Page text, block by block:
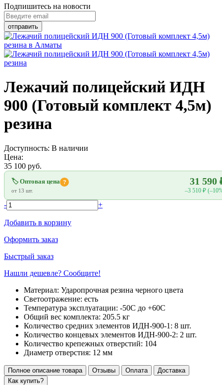
Подпишитесь на новости
Лежачий полицейский ИДН
900 (Готовый комплект 4,5м)
резина
Доступность: В наличии
Цена:
35 100 руб.
🏷 Оптовая цена ?
от 13 шт.
31 590
–3 510 ₽
- +
Добавить в корзину
Оформить заказ
Быстрый заказ
Нашли дешевле? Сообщите!
Материал: Ударопрочная резина черного цвета
Светоотражение: есть
Температура эксплуатации: -50С до +60С
Общий вес комплекта: 205.5 кг
Количество средних элементов ИДН-900-1: 8 шт.
Количество концевых элементов ИДН-900-2: 2 шт.
Количество крепежных отверстий: 104
Диаметр отверстия: 12 мм
Полное описание товара Отзывы Оплата
Доставка
Как купить?